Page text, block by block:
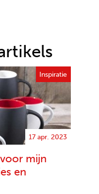
Inspiratie
17 apr. 2023
mijn
en